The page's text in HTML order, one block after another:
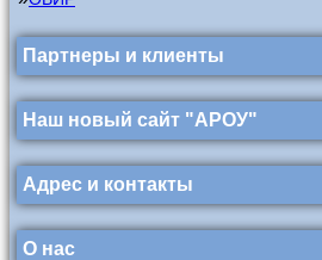
Партнеры и клиенты
Наш новый сайт "АРОУ"
Адрес и контакты
О нас